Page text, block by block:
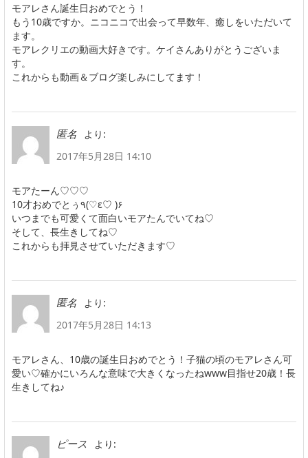
モアレさん誕生日おめでとう！
もう10歳ですか。ニコニコで出会って早数年、癒しをいただいて
ます。
モアレクリエの動画大好きです。ケイさんありがとうございま
す。
これからも動画＆ブログ楽しみにしてます！
匿名
より:
2017年5月28日 14:10
モアたーん♡♡♡
10才おめでとぅ٩(♡ε♡ )۶
いつまでも可愛くて面白いモアたんでいてね♡
そして、長生きしてね♡
これからも拝見させていただきます♡
匿名
より:
2017年5月28日 14:13
モアレさん、10歳の誕生日おめでとう！子猫の頃のモアレさん可
愛い♡確かにいろんな意味で大きくなったねwww目指せ20歳！長
生きしてね♪
ピース
より: